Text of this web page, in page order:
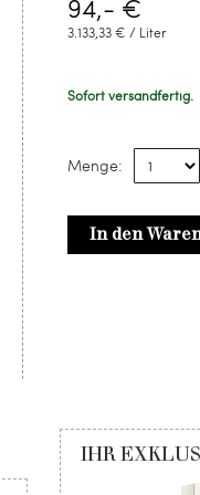
94,- €
3.133,33 € / Liter
Sofort versandfertig.
Menge:
In den
IHR